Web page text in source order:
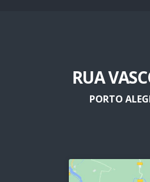
RUA
PORTO